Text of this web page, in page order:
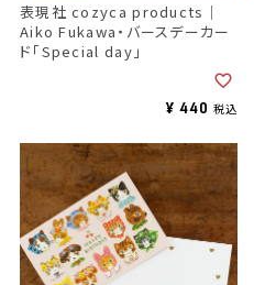
表現社 cozyca products｜
Aiko Fukawa・バースデーカー
ド「Special day」
¥ 440 税込